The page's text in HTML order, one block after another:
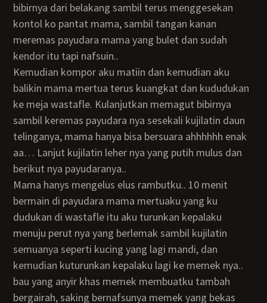
bibirnya dari belakang sambil terus menggesekan
kontol ko pantat mama, sambil tangan kanan
meremas payudara mama yang bulet dan sudah
kendor itu tapi nafsuin..
kemudian kompor aku matiin dan kemudian aku
balikin mama mertua terus kuangkat dan kududukan
ke meja wastafle. Kulanjutkan memagut bibirnya
sambil keremas payudara nya sesekali kujilatin daun
telinganya, mama hanya bisa bersuara ahhhhhh enak
aa… Lanjut kujilatin leher nya yang putih mulus dan
berikut nya payudaranya..
Mama hanys mengelus elus rambutku.. 10 menit
bermain di payudara mama mertuaku yang ku
dudukan di wastafle itu aku turunkan kepalaku
menuju perut nya yang berlemak sambil kujilatin
semuanya seperti kucing yang lagi mandi, dan
kemudian kuturunkan kepalaku lagi ke memek nya..
bau yang anyir khas memek membuatku tambah
bergairah, saking bernafsunya memek yang bekas